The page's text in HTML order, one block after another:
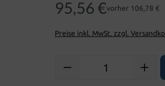
95,56 €vorher 106,78 €
Preise inkl. MwSt. zzgl.
Produkt Anzahl: Gib den